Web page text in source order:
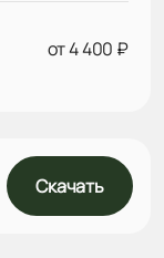
от 4 400 ₽
Скачать